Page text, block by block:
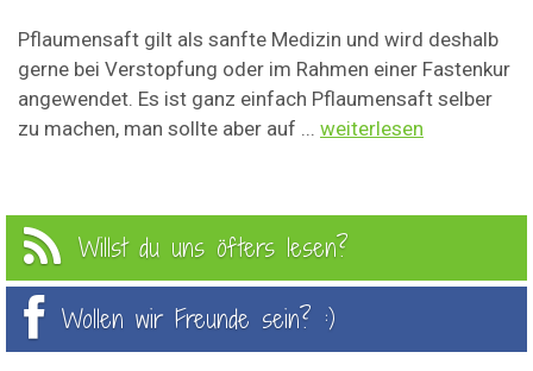
Pflaumensaft gilt als sanfte Medizin und wird deshalb
gerne bei Verstopfung oder im Rahmen einer Fastenkur
angewendet. Es ist ganz einfach Pflaumensaft selber
zu machen, man sollte aber auf ... weiterlesen
Willst du uns öfters lesen?
Wollen wir Freunde sein? :)